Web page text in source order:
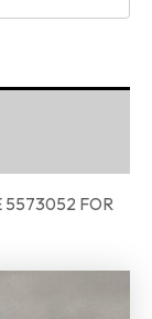
5573052 FOR